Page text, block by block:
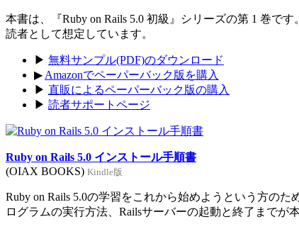
本書は、『Ruby on Rails 5.0 初級』シリーズの第 1 巻で
読者として想定しています。
▶ 無料サンプル(PDF)のダウンロード
▶ Amazonでペーパーバック版を購入
▶ 直販によるペーパーバック版の購入
▶ 読者サポートページ
Ruby on Rails 5.0 インストール手順書
(OIAX BOOKS) Kindle版
Ruby on Rails 5.0の学習をこれから始めようという方の
ログラムの実行方法、Railsサーバーの起動と終了までが